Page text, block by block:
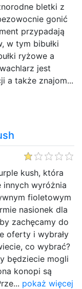
bletki z
gonić
przypadają
w tym bibułki
ryżowe a
jest
a także znajom...
kush, która
innych wyróżnia
fioletowym
nasionek dla
zachęcamy do
oferty i wybrały
co wybrać?
będziecie mogli
konopi są
pokaż więcej